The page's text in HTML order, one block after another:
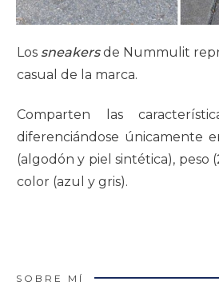
Los sneakersde Nummulit
casual de la marca.
Comparten las
diferenciándose únicamente
(algodón y piel sintética), peso (
color (azul y gris).
SOBRE MÍ